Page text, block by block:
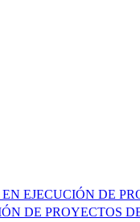
EJECUCIÓN DE
DE PROYECTOS